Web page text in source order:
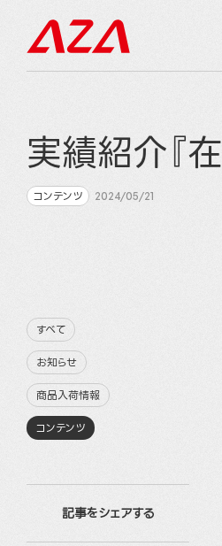
実績紹介『
コンテンツ 2024/05/21
すべて
お知らせ
商品入荷情報
コンテンツ
記事をシェアする